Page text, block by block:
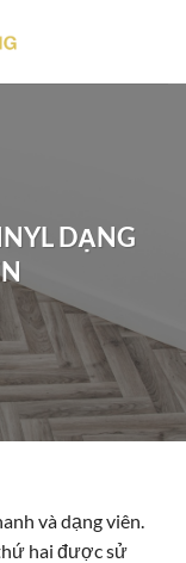
DẠNG
và dạng viên.
hai được sử